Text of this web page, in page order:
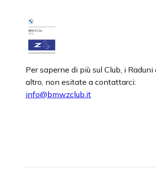
Per saperne di più sul Club, i Raduni
altro, non esitate a contattarci:
info@bmwzclub.it